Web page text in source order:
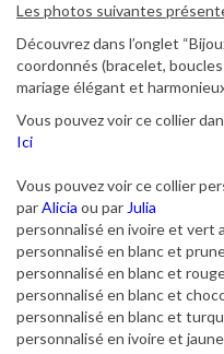
Les photos suivantes
Découvrez dans l’onglet
coordonnés (bracelet,
mariage élégant et
Vous pouvez voir ce collier
Ici
Vous pouvez voir ce collier
parAlicia ou par Julia
personnalisé en ivoire et vert
personnalisé en blanc et
personnalisé en blanc et
personnalisé en blanc et
personnalisé en blanc et
personnalisé en ivoire et